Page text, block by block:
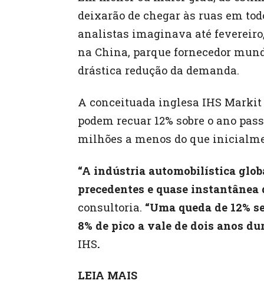
deixarão de chegar às ruas em
analistas imaginava até
na China, parque fornecedor
drástica redução da demanda.
A conceituada inglesa IHS
podem recuar 12% sobre o ano
milhões a menos do que
“A indústria automobilística
precedentes e quase instantânea
consultoria. “Uma queda de
8% de pico a vale de dois anos
IHS.
LEIA MAIS